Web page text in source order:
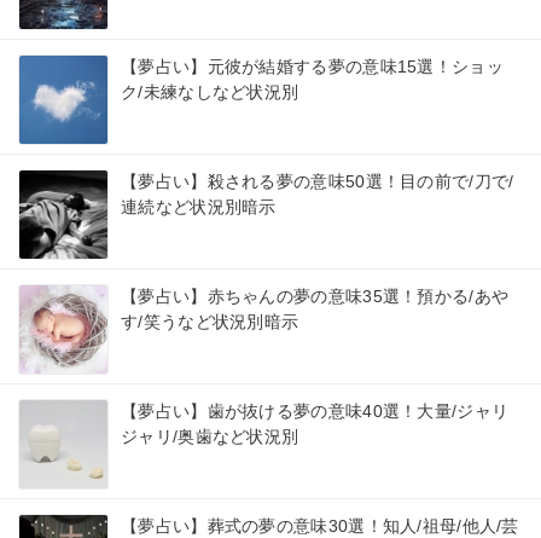
【夢占い】元彼が結婚する夢の意味15選！ショッ
ク/未練なしなど状況別
【夢占い】殺される夢の意味50選！目の前で/刀で/
連続など状況別暗示
【夢占い】赤ちゃんの夢の意味35選！預かる/あや
す/笑うなど状況別暗示
【夢占い】歯が抜ける夢の意味40選！大量/ジャリ
ジャリ/奥歯など状況別
【夢占い】葬式の夢の意味30選！知人/祖母/他人/芸